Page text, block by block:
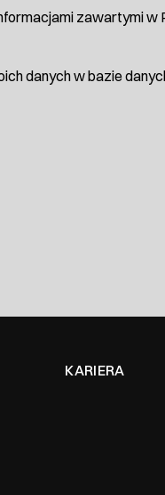
zawartymi
danych w bazie
KARIERA